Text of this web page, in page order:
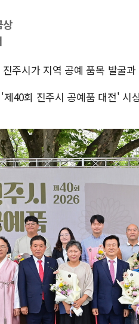
상
주시가 지역 공예 품목 발굴
40회 진주시 공예품 대전' 시